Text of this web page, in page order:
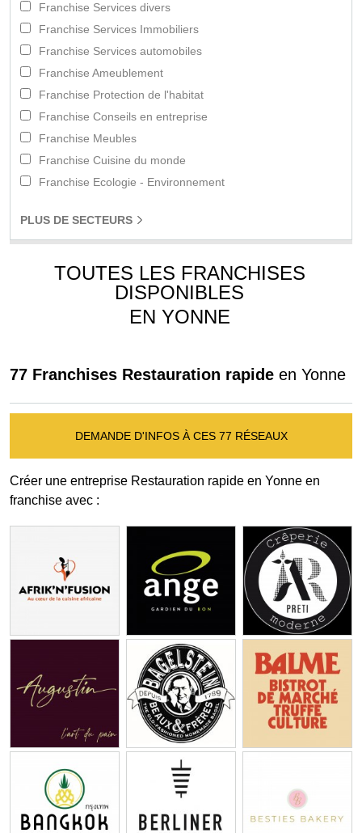
Franchise Services divers
Franchise Services Immobiliers
Franchise Services automobiles
Franchise Ameublement
Franchise Protection de l'habitat
Franchise Conseils en entreprise
Franchise Meubles
Franchise Cuisine du monde
Franchise Ecologie - Environnement
PLUS DE SECTEURS
TOUTES LES FRANCHISES
DISPONIBLES
EN YONNE
77 Franchises Restauration rapide en Yonne
DEMANDE D'INFOS À CES 77 RÉSEAUX
Créer une entreprise Restauration rapide en Yonne en
franchise avec :